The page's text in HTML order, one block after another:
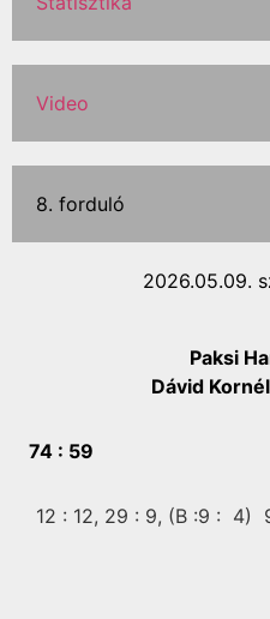
Video
8. forduló
2026.05.09.
Paksi
Dávid
74 : 59
12 : 12, 29 : 9, (B :9 : 4)